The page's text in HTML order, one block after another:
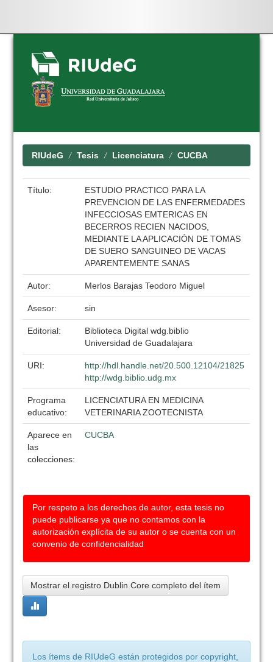
Skip
navigation
RIUdeG Tesis Licenciatura CUCBA
Título:
ESTUDIO PRACTICO PARA LA
PREVENCION DE LAS ENFERMEDADES
INFECCIOSAS EMTERICAS EN
BECERROS RECIEN NACIDOS,
MEDIANTE LA APLICACIÓN DE TOMAS
DE SUERO SANGUINEO DE VACAS
APARENTEMENTE SANAS
Autor: Merlos Barajas Teodoro Miguel
Asesor: sin
Editorial:
Biblioteca Digital wdg.biblio
Universidad de Guadalajara
URI:
http://hdl.handle.net/20.500.12104/21825
http://wdg.biblio.udg.mx
Programa
educativo:
LICENCIATURA EN MEDICINA
VETERINARIA ZOOTECNISTA
Aparece en
las
colecciones:
CUCBA
Por respeto a los derechos de autor, esta tesis no
puede publicarse ya que no contamos con la
autorización explícita de su autor o se cuenta con un
convenio de confidencialidad
Mostrar el registro Dublin Core completo del ítem
Los ítems de RIUdeG están protegidos por copyright,